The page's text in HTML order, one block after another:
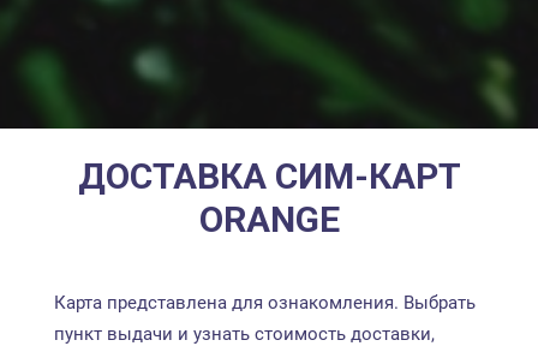
ДОСТАВКА СИМ-КАРТ
ORANGE
Карта представлена для ознакомления. Выбрать
пункт выдачи и узнать стоимость доставки,